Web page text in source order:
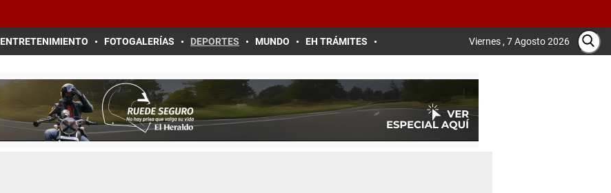
ENTRETENIMIENTO FOTOGALERÍAS DEPORTES MUNDO EH TRÁMITES Viernes , 7 Agosto 2026